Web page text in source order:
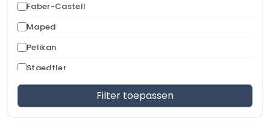
Faber-Castell
Maped
Pelikan
Staedtler
Uni-Ball
Filter toepassen